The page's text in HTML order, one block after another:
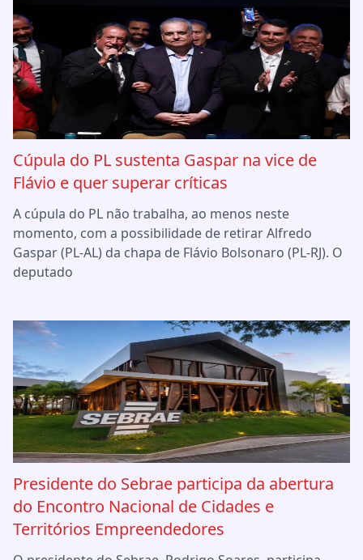
Cúpula do PL sustenta Gaspar na vice de
Flávio e quer superar críticas
A cúpula do PL não trabalha, ao menos neste
momento, com a possibilidade de retirar Alfredo
Gaspar (PL-AL) da chapa de Flávio Bolsonaro (PL-RJ). O
deputado
Presidente do Sebrae participa da abertura
do Encontro Nacional de Cidades e
Territórios Empreendedores